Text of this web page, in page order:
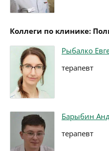
Коллеги по клинике:
Рыбалко
терапевт
Барыбин
терапевт